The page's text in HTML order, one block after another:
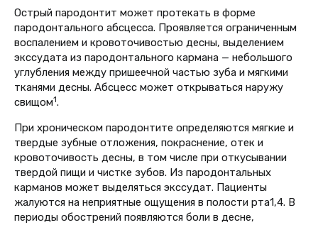
Острый пародонтит может протекать в форме
пародонтального абсцесса. Проявляется ограниченным
воспалением и кровоточивостью десны, выделением
экссудата из пародонтального кармана — небольшого
углубления между пришеечной частью зуба и мягкими
тканями десны. Абсцесс может открываться наружу
свищом1.
При хроническом пародонтите определяются мягкие и
твердые зубные отложения, покраснение, отек и
кровоточивость десны, в том числе при откусывании
твердой пищи и чистке зубов. Из пародонтальных
карманов может выделяться экссудат. Пациенты
жалуются на неприятные ощущения в полости рта1,4. В
периоды обострений появляются боли в десне,